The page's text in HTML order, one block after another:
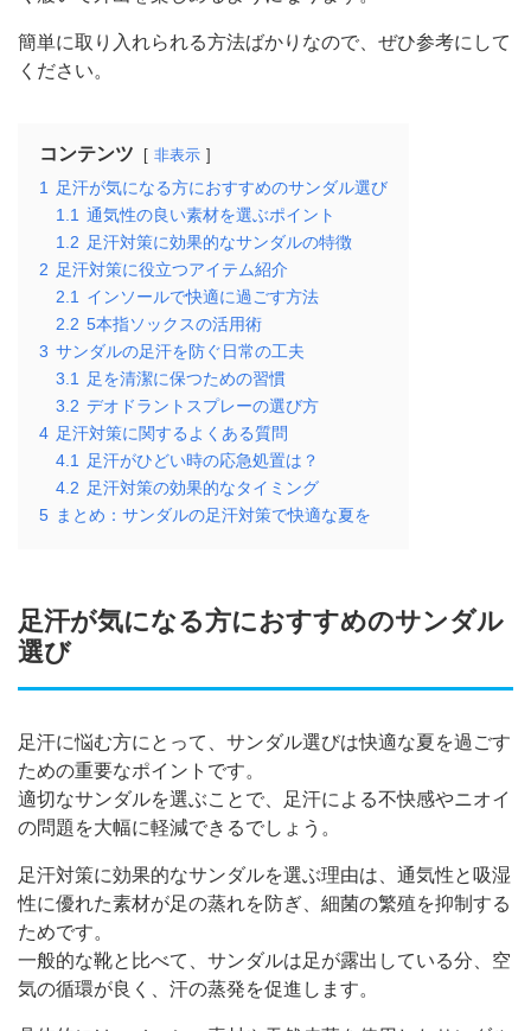
簡単に取り入れられる方法ばかりなので、ぜひ参考にして
ください。
コンテンツ 非表示
1
足汗が気になる方におすすめのサンダル選び
1.1 通気性の良い素材を選ぶポイント
1.2 足汗対策に効果的なサンダルの特徴
2 足汗対策に役立つアイテム紹介
2.1
インソールで快適に過ごす方法
2.2 5本指ソックスの活用術
3 サンダルの足汗を防ぐ日常の工夫
3.1
足を清潔に保つための習慣
3.2 デオドラントスプレーの選び方
4 足汗対策に関するよくある質問
4.1
足汗がひどい時の応急処置は？
4.2 足汗対策の効果的なタイミング
5 まとめ：サンダルの足汗対策で快適な夏を
足汗が気になる方におすすめのサンダル
選び
足汗に悩む方にとって、サンダル選びは快適な夏を過ごす
ための重要なポイントです。
適切なサンダルを選ぶことで、足汗による不快感やニオイ
の問題を大幅に軽減できるでしょう。
足汗対策に効果的なサンダルを選ぶ理由は、通気性と吸湿
性に優れた素材が足の蒸れを防ぎ、細菌の繁殖を抑制する
ためです。
一般的な靴と比べて、サンダルは足が露出している分、空
気の循環が良く、汗の蒸発を促進します。